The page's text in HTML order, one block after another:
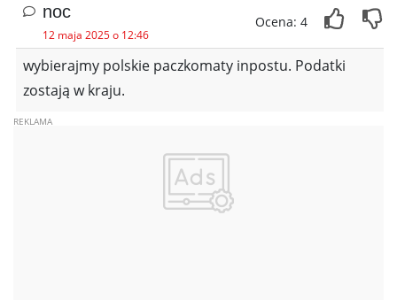
noc
12 maja 2025 o 12:46
Ocena: 4
wybierajmy polskie paczkomaty inpostu. Podatki
zostają w kraju.